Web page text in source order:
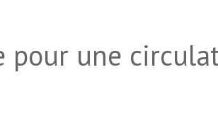
pour une